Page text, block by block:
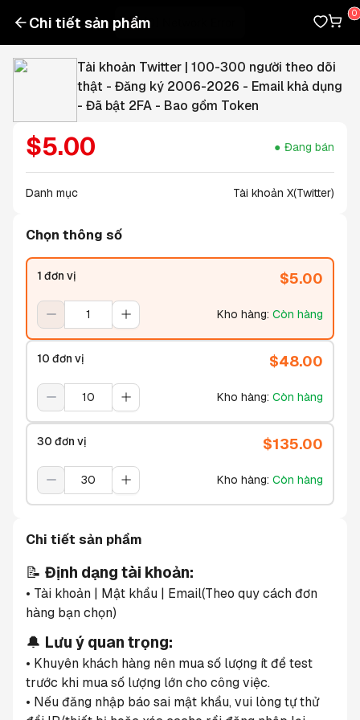
Chi tiết sản phẩm
Tài khoản Twitter | 100-300 người theo dõi
thật - Đăng ký 2006-2026 - Email khả dụng
- Đã bật 2FA - Bao gồm Token
$5.00 Đang bán
Danh mục Tài khoản X(Twitter)
Chọn thông số
1 đơn vị $5.00
Kho hàng: Còn hàng
10 đơn vị $48.00
Kho hàng: Còn hàng
30 đơn vị $135.00
Kho hàng: Còn hàng
Chi tiết sản phẩm
📝 Định dạng tài khoản:
• Tài khoản | Mật khẩu | Email(Theo quy cách đơn
hàng bạn chọn)
🔔 Lưu ý quan trọng:
• Khuyên khách hàng nên mua số lượng ít để test
trước khi mua số lượng lớn cho công việc.
• Nếu đăng nhập báo sai mật khẩu, vui lòng tự thử